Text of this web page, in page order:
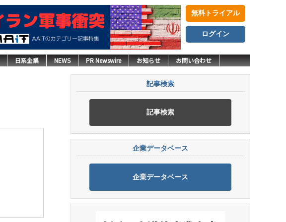
無料トライアル
ログイン
日系企業 NEWS PR Newswire お知らせ お問い合わせ
記事検索
記事検索
企業データベース
企業データベース